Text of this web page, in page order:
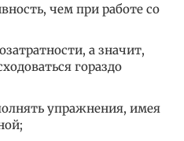
чем при работе со
а значит,
гораздо
упражнения, имея